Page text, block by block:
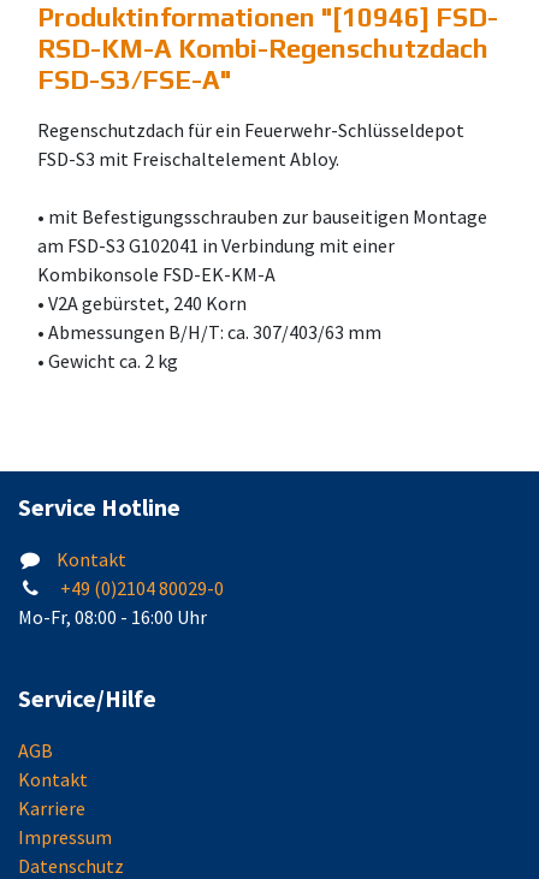
Produktinformationen "[10946] FSD-
RSD-KM-A Kombi-Regenschutzdach
FSD-S3/FSE-A"
Regenschutzdach für ein Feuerwehr-Schlüsseldepot
FSD-S3 mit Freischaltelement Abloy.
• mit Befestigungsschrauben zur bauseitigen Montage
am FSD-S3 G102041 in Verbindung mit einer
Kombikonsole FSD-EK-KM-A
• V2A gebürstet, 240 Korn
• Abmessungen B/H/T: ca. 307/403/63 mm
• Gewicht ca. 2 kg
Service Hotline
Kontakt
+49 (0)2104 80029-0
Mo-Fr, 08:00 - 16:00 Uhr
Service/Hilfe
AGB
Kontakt
Karriere
Impressum
Datenschutz